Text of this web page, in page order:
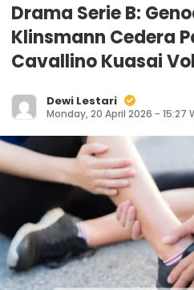
Drama Serie B:
Klinsmann Cedera
Cavallino Kuasai
Dewi Lestari
Monday, 20 April 2026 - 15:27